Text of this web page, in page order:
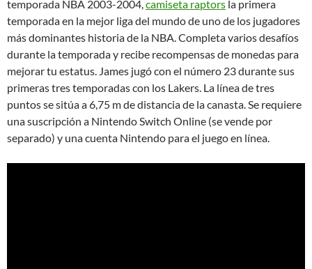
temporada NBA 2003-2004,camiseta raptors la primera
temporada en la mejor liga del mundo de uno de los jugadores
más dominantes historia de la NBA. Completa varios desafíos
durante la temporada y recibe recompensas de monedas para
mejorar tu estatus. James jugó con el número 23 durante sus
primeras tres temporadas con los Lakers. La línea de tres
puntos se sitúa a 6,75 m de distancia de la canasta. Se requiere
una suscripción a Nintendo Switch Online (se vende por
separado) y una cuenta Nintendo para el juego en línea.